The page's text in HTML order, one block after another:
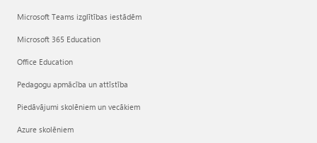
Microsoft Teams izglītības iestādēm
Microsoft 365 Education
Office Education
Pedagogu apmācība un attīstība
Piedāvājumi skolēniem un vecākiem
Azure skolēniem